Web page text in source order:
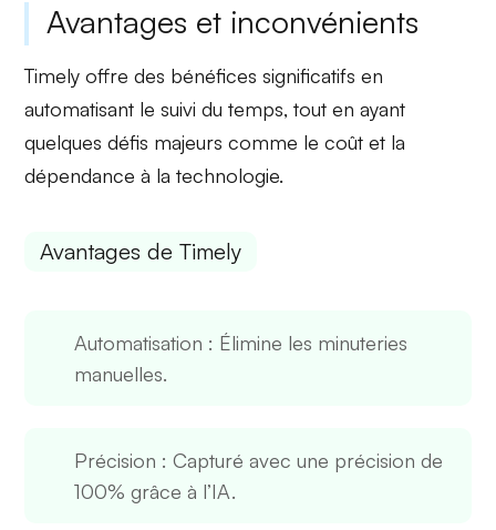
Avantages et inconvénients
Timely offre des bénéfices significatifs en
automatisant le suivi du temps, tout en ayant
quelquesdéfis majeurs comme le coût et la
dépendance à la technologie.
Avantages de Timely
Automatisation : Élimine les minuteries
manuelles.
Précision : Capturé avec une précision de
100% grâce à l’IA.